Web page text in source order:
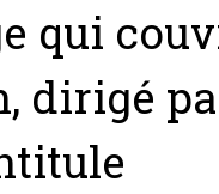
qui
dirigé